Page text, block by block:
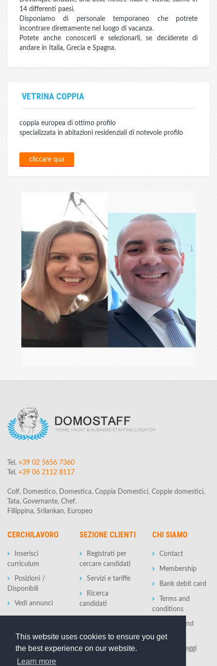
This website uses cookies to ensure you get
the best experience on our website.
Learn more
14 differenti paesi.
Disponiamo di personale temporaneo che potrete
incontrare direttamente nel luogo di vacanza.
Potete anche conoscerli e selezionarli, se deciderete di
andare in Italia, Grecia e Spagna.
VETRINA COPPIA
coppia europea di ottimo profilo
specializzata in abitazioni residenziali di notevole profilo
cliccare qua
Tel. +39 02 5656 7360
Tel. +39 06 2112 8117
Colf, Domestico, Domestica, Coppia Domestici, Coppie domestici,
Tata, Governante, Chef.
Filiippina, Srilankan, Europeo
CERCHILAVORO
Inserisci
curriculum
Posizioni /
Disponibili
Vedi annunci
SEZIONE CLIENTI
Registrati per
cercare candidati
Servizi e tariffe
Ricerca
candidati
CHI SIAMO
Contact
Membership
Bank debit card
Terms and
conditions
Privacy and
policy
Tasse e Leggi